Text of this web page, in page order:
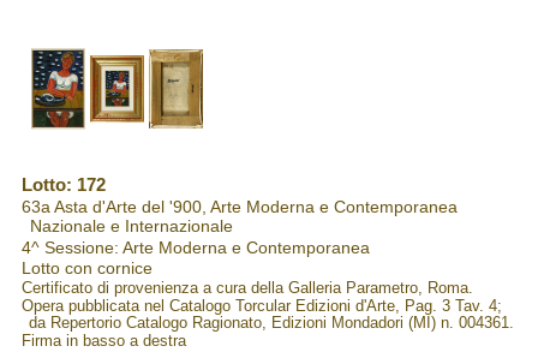
Lotto: 172
63a Asta d'Arte del '900, Arte Moderna e Contemporanea
Nazionale e Internazionale
4^ Sessione: Arte Moderna e Contemporanea
Lotto con cornice
Certificato di provenienza a cura della Galleria Parametro, Roma.
Opera pubblicata nel Catalogo Torcular Edizioni d'Arte, Pag. 3 Tav. 4;
da Repertorio Catalogo Ragionato, Edizioni Mondadori (MI) n. 004361.
Firma in basso a destra